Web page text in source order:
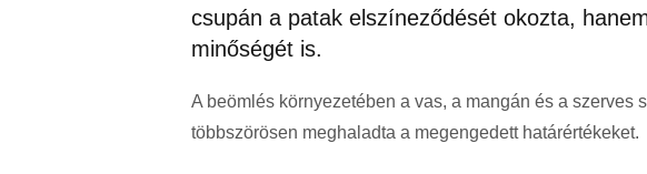
csupán a patak elszíneződését okozta,
minőségét is.
A beömlés környezetében a vas, a mangán és a szerves
többszörösen meghaladta a megengedett határértékeket.